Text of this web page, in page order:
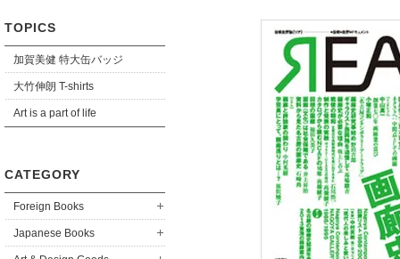
TOPICS
加賀美健 特大缶バッジ
大竹伸朗 T-shirts
Art is a part of life
CATEGORY
Foreign Books
Japanese Books